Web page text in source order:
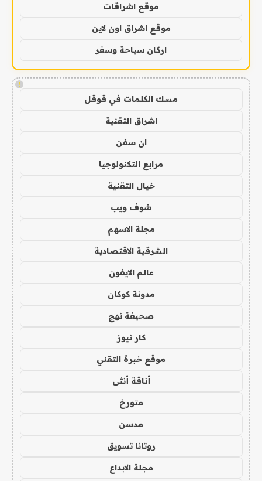
موقع اشراقات
موقع اشراق اون لاين
اركان سياحة وسفر
!
مسك الكلمات في قوقل
اشراق التقنية
ان سفن
مرابع التكنولوجيا
خيال التقنية
شوف ويب
مجلة الاسهم
الشرقية الاقتصادية
عالم الايفون
مدونة كوكان
صحيفة نهج
كار نيوز
موقع خبرة التقني
أناقة أنثى
متورخ
مدسن
روتانا تسويق
مجلة الابداع